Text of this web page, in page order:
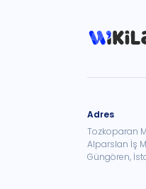
Adres
Tozkoparan
Alparslan İş
Güngören,